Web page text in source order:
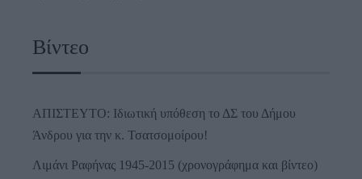
Βίντεο
ΑΠΙΣΤΕΥΤΟ: Ιδιωτική υπόθεση το ΔΣ του Δήμου
Άνδρου για την κ. Τσατσομοίρου!
Λιμάνι Ραφήνας 1945-2015 (χρονογράφημα και βίντεο)